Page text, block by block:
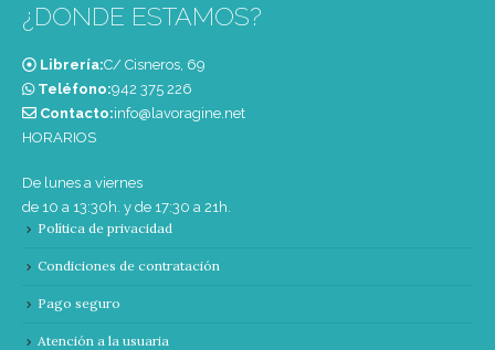
¿DONDE ESTAMOS?
Librería:C/ Cisneros, 69
Teléfono:‭942 375 226‬
Contacto:info@lavoragine.net
HORARIOS
De lunes a viernes
de 10 a 13:30h. y de 17:30 a 21h.
Política de privacidad
Condiciones de contratación
Pago seguro
Atención a la usuaria